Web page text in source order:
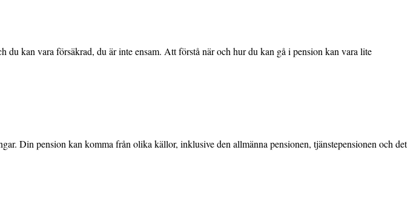
du kan vara försäkrad, du är inte ensam. Att förstå när och hur du kan gå i pension kan vara lite
Din pension kan komma från olika källor, inklusive den allmänna pensionen, tjänstepensionen och det